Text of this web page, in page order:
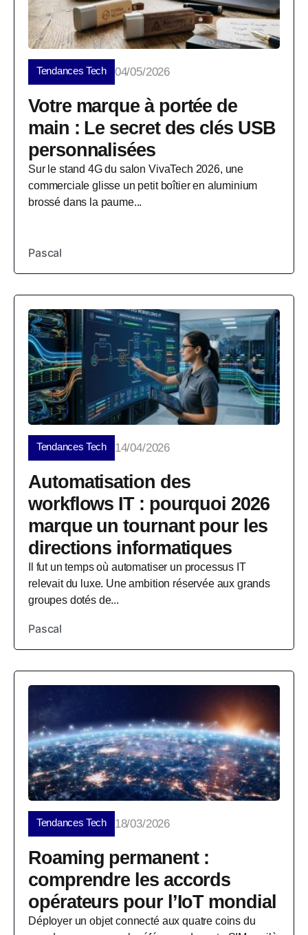
Tendances Tech 04/05/2026
Votre marque à portée de
main : Le secret des clés USB
personnalisées
Sur le stand 4G du salon VivaTech 2026, une
commerciale glisse un petit boîtier en aluminium
brossé dans la paume...
Pascal
Tendances Tech 14/04/2026
Automatisation des
workflows IT : pourquoi 2026
marque un tournant pour les
directions informatiques
Il fut un temps où automatiser un processus IT
relevait du luxe. Une ambition réservée aux grands
groupes dotés de...
Pascal
Tendances Tech 18/03/2026
Roaming permanent :
comprendre les accords
opérateurs pour l’IoT mondial
Déployer un objet connecté aux quatre coins du